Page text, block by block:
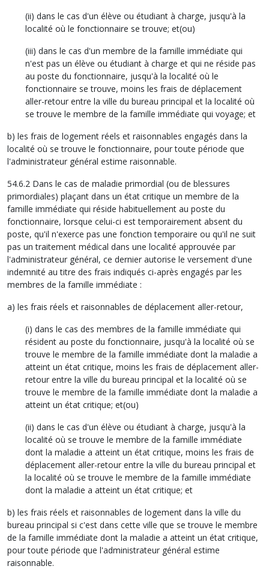
(ii) dans le cas d'un élève ou étudiant à charge, jusqu'à la
localité où le fonctionnaire se trouve; et(ou)
(iii) dans le cas d'un membre de la famille immédiate qui
n'est pas un élève ou étudiant à charge et qui ne réside pas
au poste du fonctionnaire, jusqu'à la localité où le
fonctionnaire se trouve, moins les frais de déplacement
aller-retour entre la ville du bureau principal et la localité où
se trouve le membre de la famille immédiate qui voyage; et
b) les frais de logement réels et raisonnables engagés dans la
localité où se trouve le fonctionnaire, pour toute période que
l'administrateur général estime raisonnable.
54.6.2 Dans le cas de maladie primordial (ou de blessures
primordiales) plaçant dans un état critique un membre de la
famille immédiate qui réside habituellement au poste du
fonctionnaire, lorsque celui-ci est temporairement absent du
poste, qu'il n'exerce pas une fonction temporaire ou qu'il ne suit
pas un traitement médical dans une localité approuvée par
l'administrateur général, ce dernier autorise le versement d'une
indemnité au titre des frais indiqués ci-après engagés par les
membres de la famille immédiate :
a) les frais réels et raisonnables de déplacement aller-retour,
(i) dans le cas des membres de la famille immédiate qui
résident au poste du fonctionnaire, jusqu'à la localité où se
trouve le membre de la famille immédiate dont la maladie a
atteint un état critique, moins les frais de déplacement aller-
retour entre la ville du bureau principal et la localité où se
trouve le membre de la famille immédiate dont la maladie a
atteint un état critique; et(ou)
(ii) dans le cas d'un élève ou étudiant à charge, jusqu'à la
localité où se trouve le membre de la famille immédiate
dont la maladie a atteint un état critique, moins les frais de
déplacement aller-retour entre la ville du bureau principal et
la localité où se trouve le membre de la famille immédiate
dont la maladie a atteint un état critique; et
b) les frais réels et raisonnables de logement dans la ville du
bureau principal si c'est dans cette ville que se trouve le membre
de la famille immédiate dont la maladie a atteint un état critique,
pour toute période que l'administrateur général estime
raisonnable.